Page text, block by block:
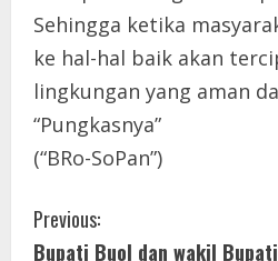
Sehingga ketika
ke hal-hal baik akan
lingkungan yang aman
“Pungkasnya”
(“BRo-SoPan”)
C
Previous:
Bupati Buol dan wakil